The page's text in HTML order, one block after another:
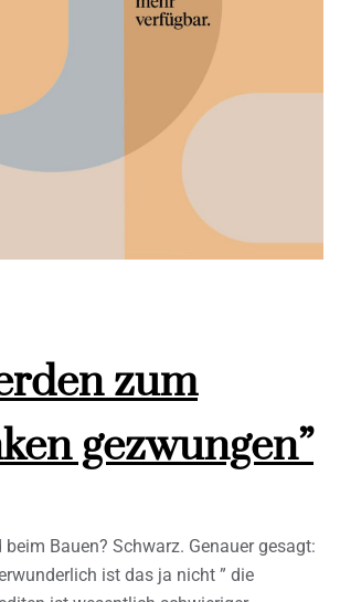
zum
gezwungen”
beim Bauen? Schwarz. Genauer gesagt:
ist das ja nicht ” die